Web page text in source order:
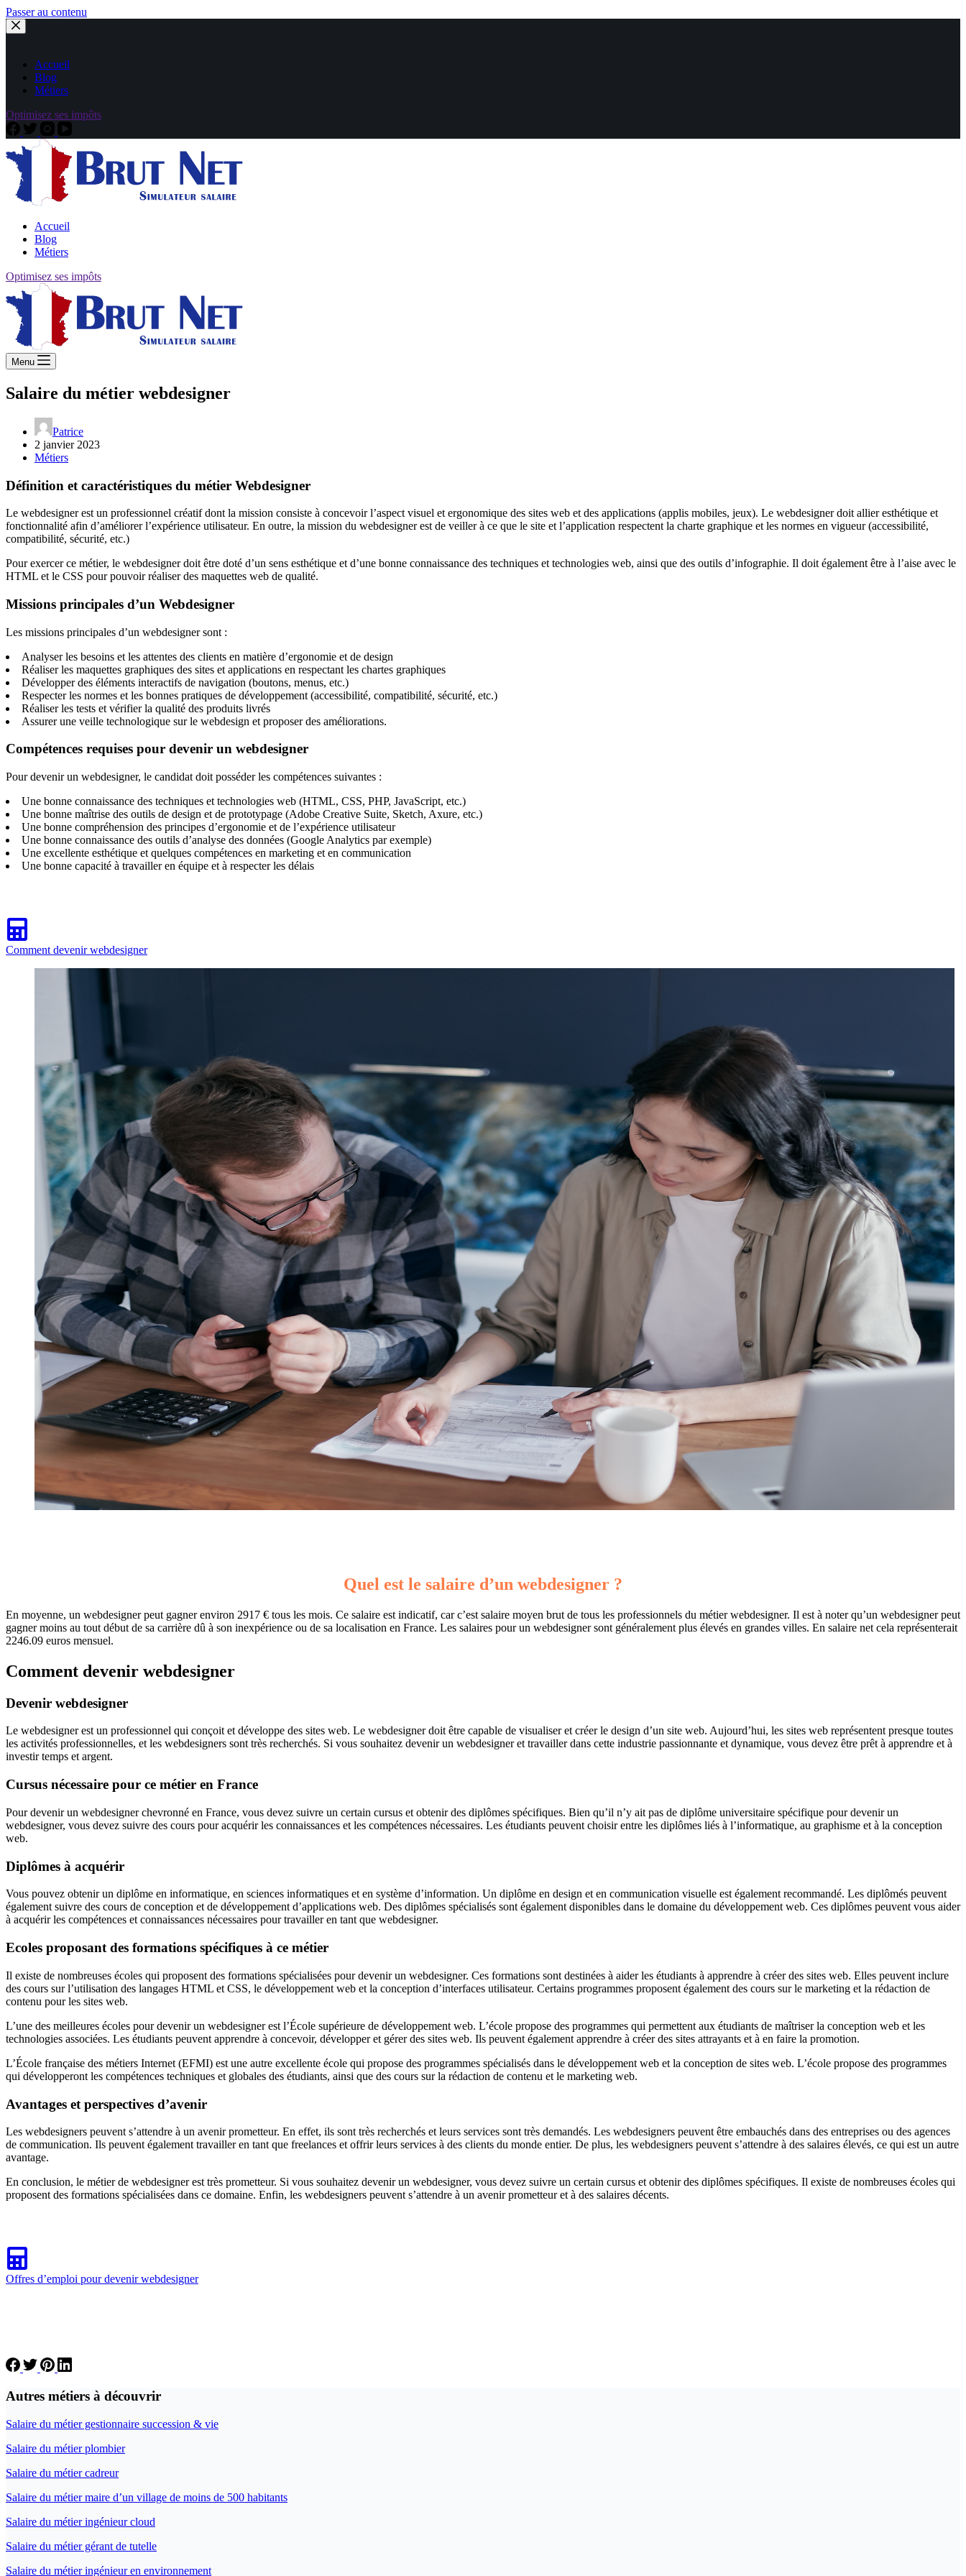
Passer au contenu
Accueil
Blog
Métiers
Optimisez ses impôts
Accueil
Blog
Métiers
Optimisez ses impôts
Menu
Salaire du métier webdesigner
Patrice
2 janvier 2023
Métiers
Définition et caractéristiques du métier Webdesigner
Le webdesigner est un professionnel créatif dont la mission consiste à concevoir l’aspect visuel et ergonomique des sites web et des applications (applis mobiles, jeux). Le webdesigner doit allier esthétique et
fonctionnalité afin d’améliorer l’expérience utilisateur. En outre, la mission du webdesigner est de veiller à ce que le site et l’application respectent la charte graphique et les normes en vigueur (accessibilité,
compatibilité, sécurité, etc.)
Pour exercer ce métier, le webdesigner doit être doté d’un sens esthétique et d’une bonne connaissance des techniques et technologies web, ainsi que des outils d’infographie. Il doit également être à l’aise avec le
HTML et le CSS pour pouvoir réaliser des maquettes web de qualité.
Missions principales d’un Webdesigner
Les missions principales d’un webdesigner sont :
Analyser les besoins et les attentes des clients en matière d’ergonomie et de design
Réaliser les maquettes graphiques des sites et applications en respectant les chartes graphiques
Développer des éléments interactifs de navigation (boutons, menus, etc.)
Respecter les normes et les bonnes pratiques de développement (accessibilité, compatibilité, sécurité, etc.)
Réaliser les tests et vérifier la qualité des produits livrés
Assurer une veille technologique sur le webdesign et proposer des améliorations.
Compétences requises pour devenir un webdesigner
Pour devenir un webdesigner, le candidat doit posséder les compétences suivantes :
Une bonne connaissance des techniques et technologies web (HTML, CSS, PHP, JavaScript, etc.)
Une bonne maîtrise des outils de design et de prototypage (Adobe Creative Suite, Sketch, Axure, etc.)
Une bonne compréhension des principes d’ergonomie et de l’expérience utilisateur
Une bonne connaissance des outils d’analyse des données (Google Analytics par exemple)
Une excellente esthétique et quelques compétences en marketing et en communication
Une bonne capacité à travailler en équipe et à respecter les délais
Comment devenir webdesigner
Quel est le salaire d’un webdesigner ?
En moyenne, un webdesigner peut gagner environ 2917 € tous les mois. Ce salaire est indicatif, car c’est salaire moyen brut de tous les professionnels du métier webdesigner. Il est à noter qu’un webdesigner peut
gagner moins au tout début de sa carrière dû à son inexpérience ou de sa localisation en France. Les salaires pour un webdesigner sont généralement plus élevés en grandes villes. En salaire net cela représenterait
2246.09 euros mensuel.
Comment devenir webdesigner
Devenir webdesigner
Le webdesigner est un professionnel qui conçoit et développe des sites web. Le webdesigner doit être capable de visualiser et créer le design d’un site web. Aujourd’hui, les sites web représentent presque toutes
les activités professionnelles, et les webdesigners sont très recherchés. Si vous souhaitez devenir un webdesigner et travailler dans cette industrie passionnante et dynamique, vous devez être prêt à apprendre et à
investir temps et argent.
Cursus nécessaire pour ce métier en France
Pour devenir un webdesigner chevronné en France, vous devez suivre un certain cursus et obtenir des diplômes spécifiques. Bien qu’il n’y ait pas de diplôme universitaire spécifique pour devenir un
webdesigner, vous devez suivre des cours pour acquérir les connaissances et les compétences nécessaires. Les étudiants peuvent choisir entre les diplômes liés à l’informatique, au graphisme et à la conception
web.
Diplômes à acquérir
Vous pouvez obtenir un diplôme en informatique, en sciences informatiques et en système d’information. Un diplôme en design et en communication visuelle est également recommandé. Les diplômés peuvent
également suivre des cours de conception et de développement d’applications web. Des diplômes spécialisés sont également disponibles dans le domaine du développement web. Ces diplômes peuvent vous aider
à acquérir les compétences et connaissances nécessaires pour travailler en tant que webdesigner.
Ecoles proposant des formations spécifiques à ce métier
Il existe de nombreuses écoles qui proposent des formations spécialisées pour devenir un webdesigner. Ces formations sont destinées à aider les étudiants à apprendre à créer des sites web. Elles peuvent inclure
des cours sur l’utilisation des langages HTML et CSS, le développement web et la conception d’interfaces utilisateur. Certains programmes proposent également des cours sur le marketing et la rédaction de
contenu pour les sites web.
L’une des meilleures écoles pour devenir un webdesigner est l’École supérieure de développement web. L’école propose des programmes qui permettent aux étudiants de maîtriser la conception web et les
technologies associées. Les étudiants peuvent apprendre à concevoir, développer et gérer des sites web. Ils peuvent également apprendre à créer des sites attrayants et à en faire la promotion.
L’École française des métiers Internet (EFMI) est une autre excellente école qui propose des programmes spécialisés dans le développement web et la conception de sites web. L’école propose des programmes
qui développeront les compétences techniques et globales des étudiants, ainsi que des cours sur la rédaction de contenu et le marketing web.
Avantages et perspectives d’avenir
Les webdesigners peuvent s’attendre à un avenir prometteur. En effet, ils sont très recherchés et leurs services sont très demandés. Les webdesigners peuvent être embauchés dans des entreprises ou des agences
de communication. Ils peuvent également travailler en tant que freelances et offrir leurs services à des clients du monde entier. De plus, les webdesigners peuvent s’attendre à des salaires élevés, ce qui est un autre
avantage.
En conclusion, le métier de webdesigner est très prometteur. Si vous souhaitez devenir un webdesigner, vous devez suivre un certain cursus et obtenir des diplômes spécifiques. Il existe de nombreuses écoles qui
proposent des formations spécialisées dans ce domaine. Enfin, les webdesigners peuvent s’attendre à un avenir prometteur et à des salaires décents.
Offres d’emploi pour devenir webdesigner
Autres métiers à découvrir
Salaire du métier gestionnaire succession & vie
Salaire du métier plombier
Salaire du métier cadreur
Salaire du métier maire d’un village de moins de 500 habitants
Salaire du métier ingénieur cloud
Salaire du métier gérant de tutelle
Salaire du métier ingénieur en environnement